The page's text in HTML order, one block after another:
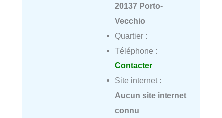
20137 Porto-
Vecchio
Quartier :
Téléphone :
Contacter
Site internet :
Aucun site internet
connu